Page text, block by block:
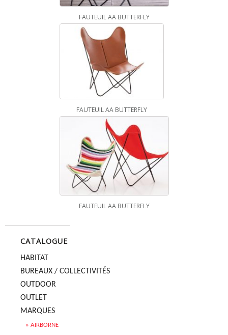
FAUTEUIL AA BUTTERFLY
FAUTEUIL AA BUTTERFLY
FAUTEUIL AA BUTTERFLY
CATALOGUE
HABITAT
BUREAUX / COLLECTIVITÉS
OUTDOOR
OUTLET
MARQUES
AIRBORNE